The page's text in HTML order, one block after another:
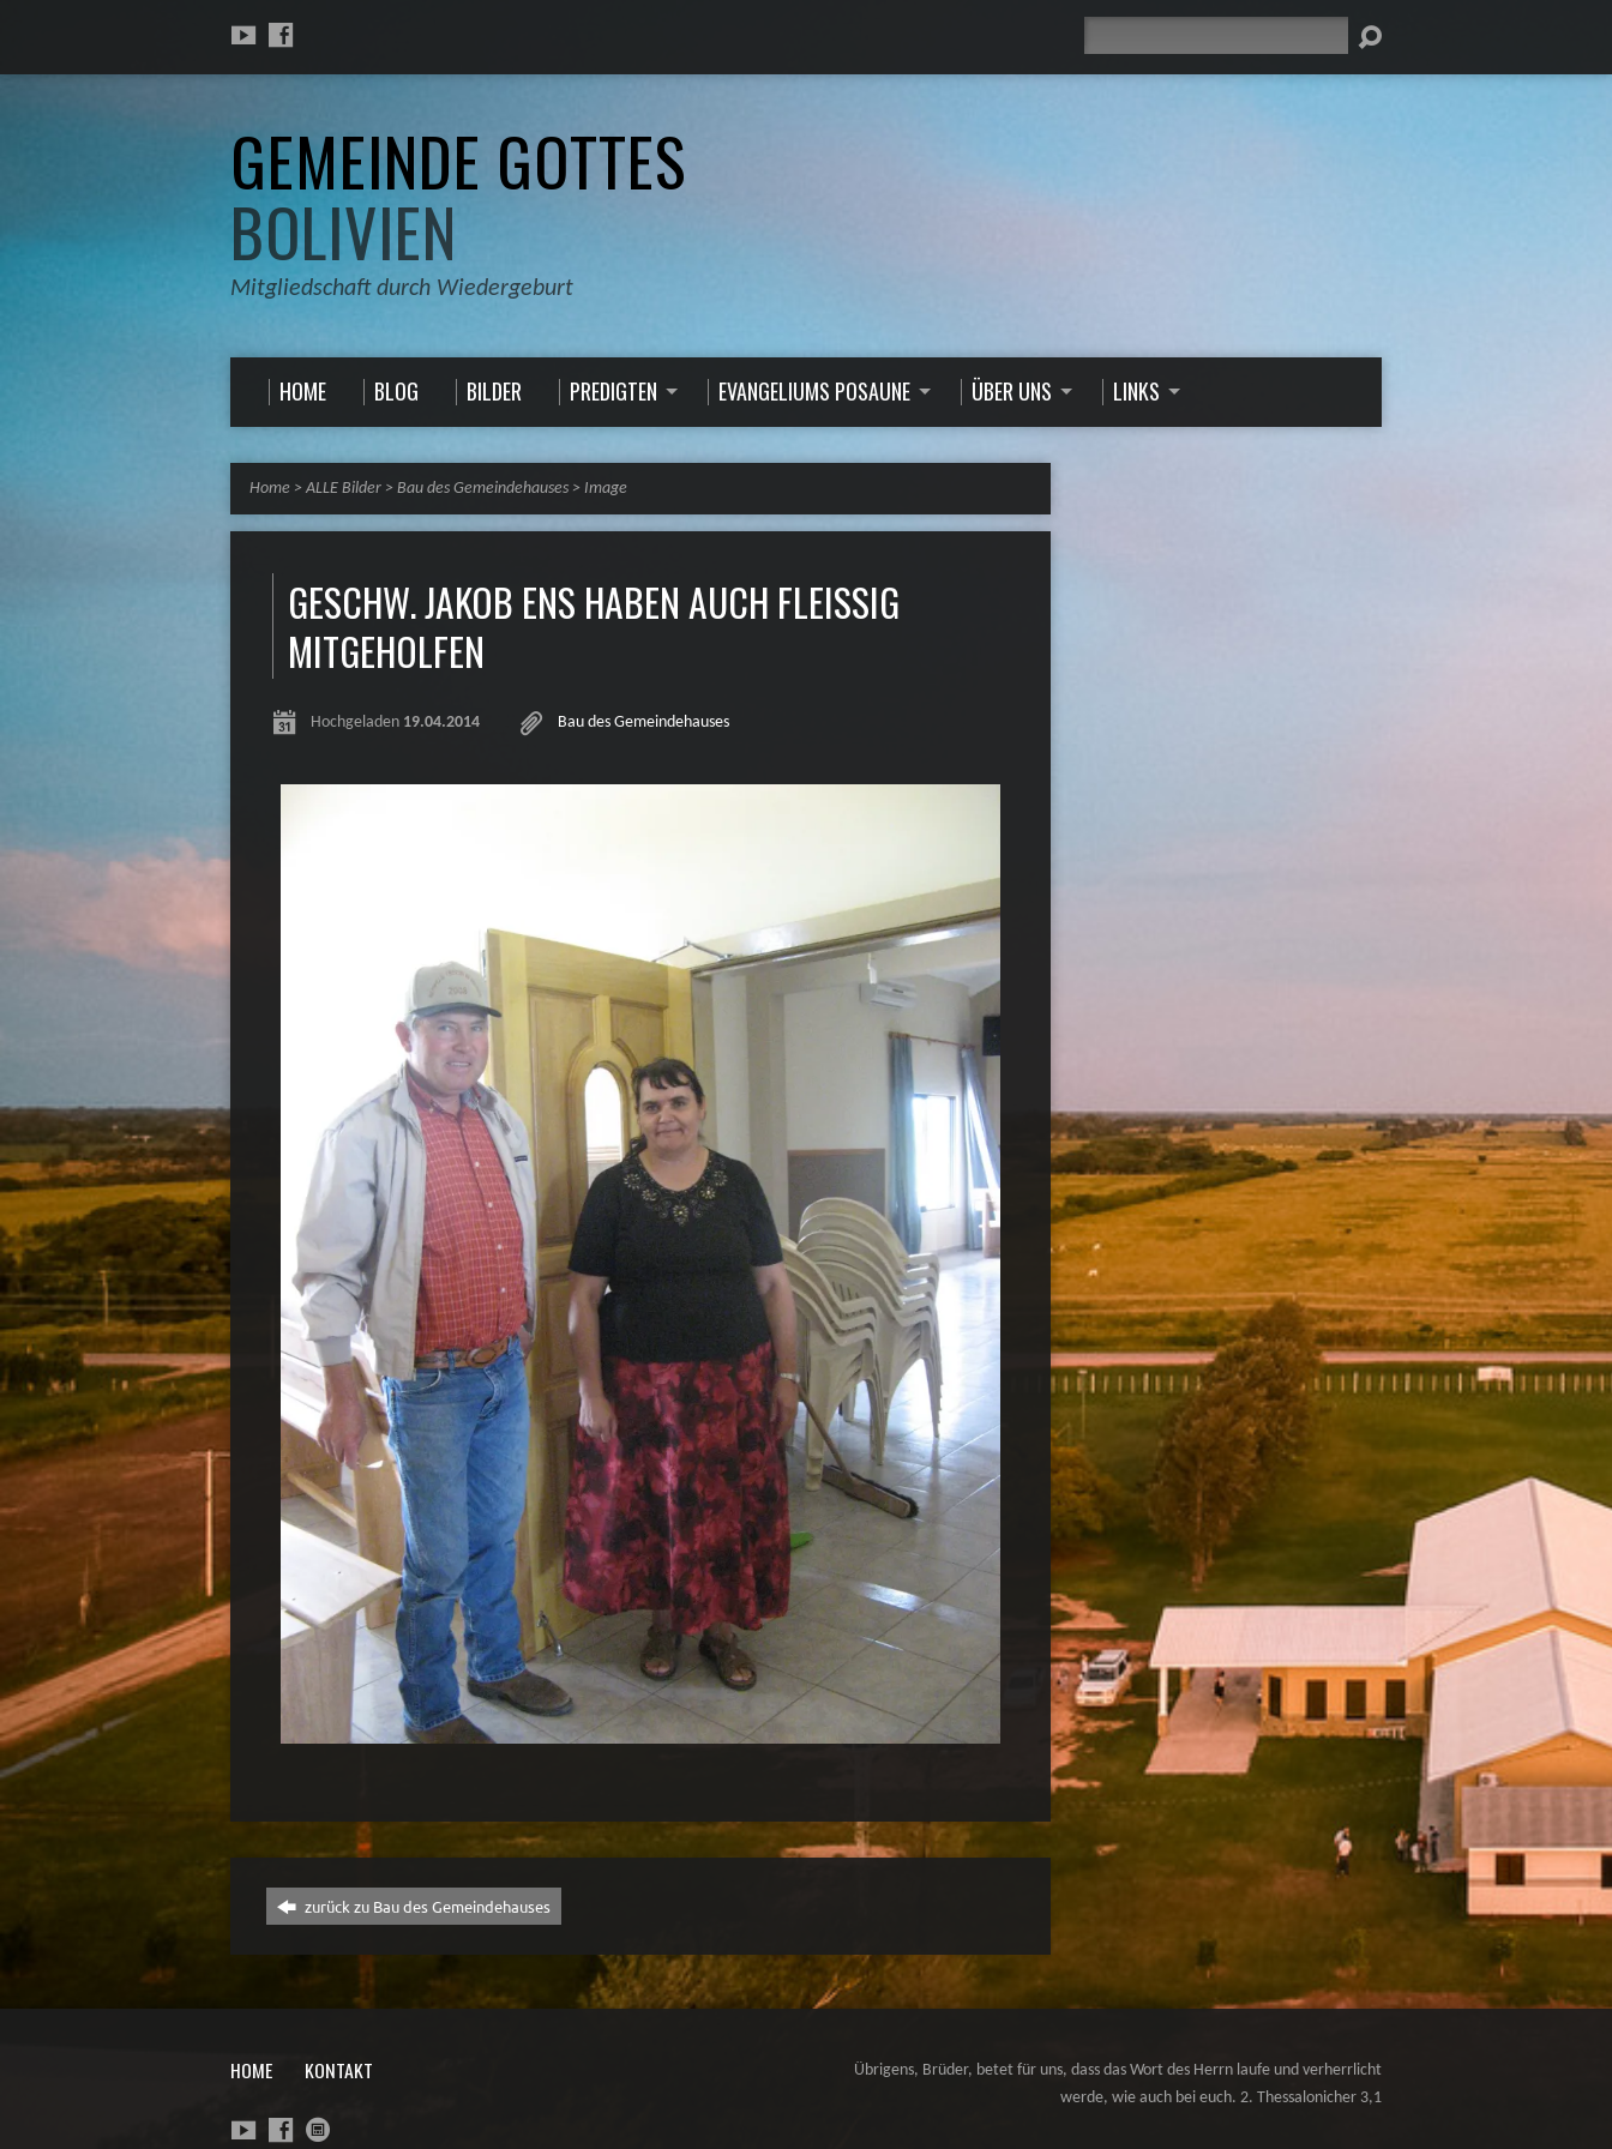
GEMEINDE GOTTES
BOLIVIEN
Mitgliedschaft durch Wiedergeburt
HOME BLOG BILDER PREDIGTEN EVANGELIUMS POSAUNE ÜBER UNS LINKS
Home > ALLE Bilder > Bau des Gemeindehauses > Image
GESCHW. JAKOB ENS HABEN AUCH FLEISSIG
MITGEHOLFEN
Hochgeladen 19.04.2014 Bau des Gemeindehauses
zurück zu Bau des Gemeindehauses
HOME KONTAKT
Übrigens, Brüder, betet für uns, dass das Wort des Herrn laufe und verherrlicht
werde, wie auch bei euch. 2. Thessalonicher 3,1